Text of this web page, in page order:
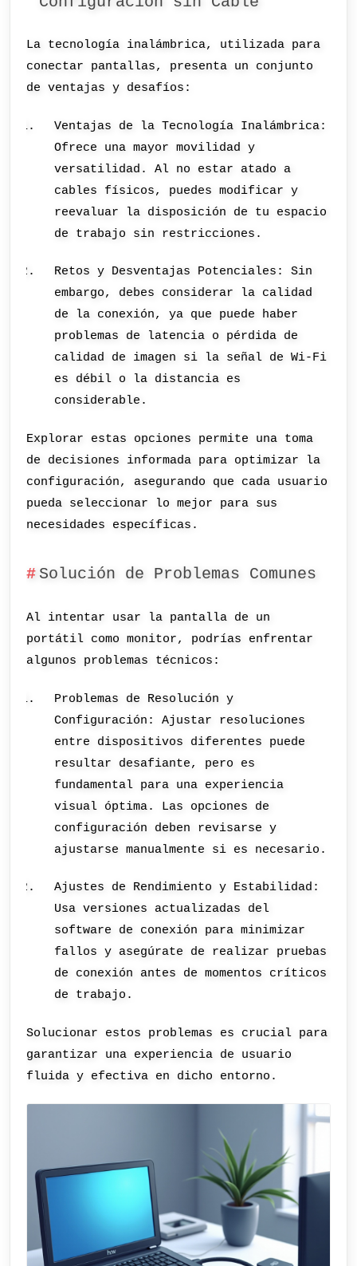
La tecnología inalámbrica, utilizada para
conectar pantallas, presenta un conjunto
de ventajas y desafíos:
Ventajas de la Tecnología Inalámbrica:
Ofrece una mayor movilidad y
versatilidad. Al no estar atado a
cables físicos, puedes modificar y
reevaluar la disposición de tu espacio
de trabajo sin restricciones.
Retos y Desventajas Potenciales: Sin
embargo, debes considerar la calidad
de la conexión, ya que puede haber
problemas de latencia o pérdida de
calidad de imagen si la señal de Wi-Fi
es débil o la distancia es
considerable.
Explorar estas opciones permite una toma
de decisiones informada para optimizar la
configuración, asegurando que cada usuario
pueda seleccionar lo mejor para sus
necesidades específicas.
Solución de Problemas Comunes
Al intentar usar la pantalla de un
portátil como monitor, podrías enfrentar
algunos problemas técnicos:
Problemas de Resolución y
Configuración: Ajustar resoluciones
entre dispositivos diferentes puede
resultar desafiante, pero es
fundamental para una experiencia
visual óptima. Las opciones de
configuración deben revisarse y
ajustarse manualmente si es necesario.
Ajustes de Rendimiento y Estabilidad:
Usa versiones actualizadas del
software de conexión para minimizar
fallos y asegúrate de realizar pruebas
de conexión antes de momentos críticos
de trabajo.
Solucionar estos problemas es crucial para
garantizar una experiencia de usuario
fluida y efectiva en dicho entorno.